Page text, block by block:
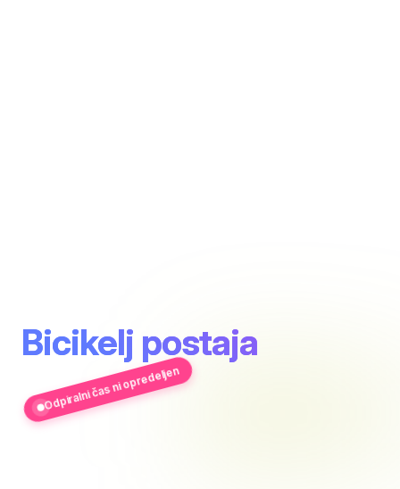
Bicikelj postaja
Odpiralni čas ni opredeljen